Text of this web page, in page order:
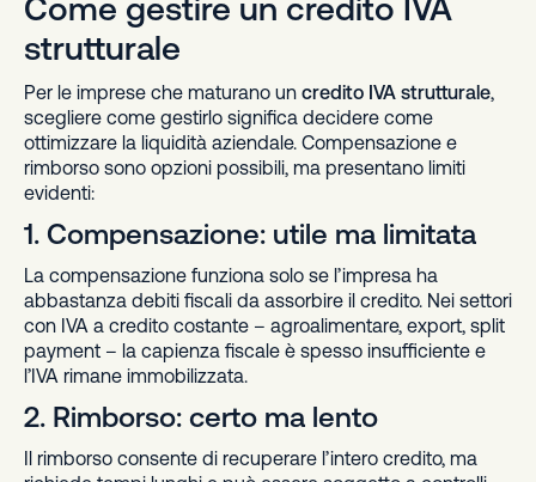
Come gestire un credito IVA
strutturale
Per le imprese che maturano un credito IVA strutturale,
scegliere come gestirlo significa decidere come
ottimizzare la liquidità aziendale. Compensazione e
rimborso sono opzioni possibili, ma presentano limiti
evidenti:
1. Compensazione: utile ma limitata
La compensazione funziona solo se l’impresa ha
abbastanza debiti fiscali da assorbire il credito. Nei settori
con IVA a credito costante – agroalimentare, export, split
payment – la capienza fiscale è spesso insufficiente e
l’IVA rimane immobilizzata.
2. Rimborso: certo ma lento
Il rimborso consente di recuperare l’intero credito, ma